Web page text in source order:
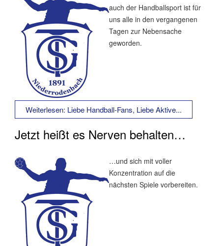
auch der Handballsport ist für
uns alle in den vergangenen
Tagen zur Nebensache
geworden.
Weiterlesen: Liebe Handball-Fans, Liebe Aktive...
Jetzt heißt es Nerven behalten…
…und sich mit voller
Konzentration auf die
nächsten Spiele vorbereiten.